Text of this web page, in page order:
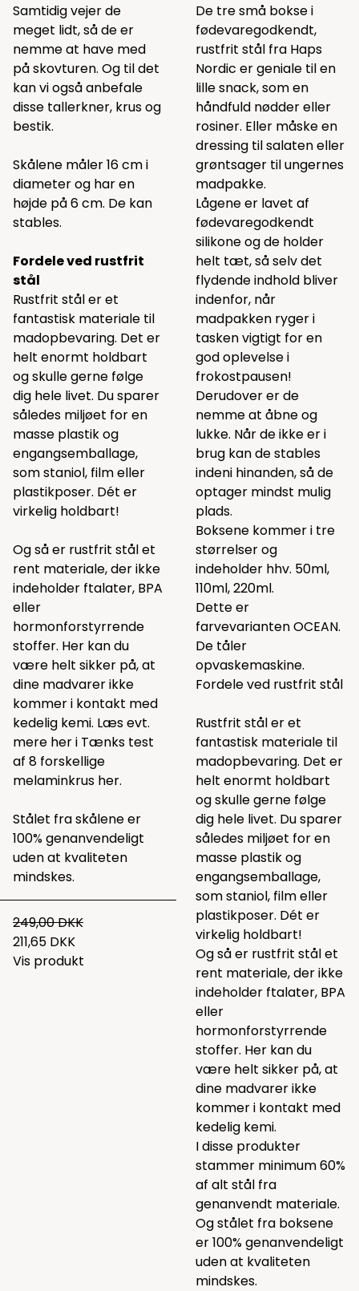
Samtidig vejer de
meget lidt, så de er
nemme at have med
på skovturen. Og til det
kan vi også anbefale
disse tallerkner, krusog
bestik.
Skålene måler 16 cm i
diameter og har en
højde på 6 cm. De kan
stables.
Fordele ved rustfrit
stål
Rustfrit stål er et
fantastisk materiale til
madopbevaring. Det er
helt enormt holdbart
og skulle gerne følge
dig hele livet. Du sparer
således miljøet for en
masse plastik og
engangsemballage,
som staniol, film eller
plastikposer. Dét er
virkelig holdbart!
Og så er rustfrit stål et
rent materiale, der ikke
indeholder ftalater, BPA
eller
hormonforstyrrende
stoffer. Her kan du
være helt sikker på, at
dine madvarer ikke
kommer i kontakt med
kedelig kemi. Læs evt.
mere her i Tænks test
af 8 forskellige
melaminkrus her.
Stålet fra skålene er
100% genanvendeligt
uden at kvaliteten
mindskes.
249,00 DKK
211,65 DKK
Vis produkt
De tre små bokse i
fødevaregodkendt,
rustfrit stål fra Haps
Nordic er geniale til en
lille snack, som en
håndfuld nødder eller
rosiner. Eller måske en
dressing til salaten eller
grøntsager til ungernes
madpakke.
Lågene er lavet af
fødevaregodkendt
silikone og de holder
helt tæt, så selv det
flydende indhold bliver
indenfor, når
madpakken ryger i
tasken vigtigt for en
god oplevelse i
frokostpausen!
Derudover er de
nemme at åbne og
lukke. Når de ikke er i
brug kan de stables
indeni hinanden, så de
optager mindst mulig
plads.
Boksene kommer i tre
størrelser og
indeholder hhv. 50ml,
110ml, 220ml.
Dette er
farvevarianten OCEAN.
De tåler
opvaskemaskine.
Fordele ved rustfrit stål
Rustfrit stål er et
fantastisk materiale til
madopbevaring. Det er
helt enormt holdbart
og skulle gerne følge
dig hele livet. Du sparer
således miljøet for en
masse plastik og
engangsemballage,
som staniol, film eller
plastikposer. Dét er
virkelig holdbart!
Og så er rustfrit stål et
rent materiale, der ikke
indeholder ftalater, BPA
eller
hormonforstyrrende
stoffer. Her kan du
være helt sikker på, at
dine madvarer ikke
kommer i kontakt med
kedelig kemi.
I disse produkter
stammer minimum 60%
af alt stål fra
genanvendt materiale.
Og stålet fra boksene
er 100% genanvendeligt
uden at kvaliteten
mindskes.